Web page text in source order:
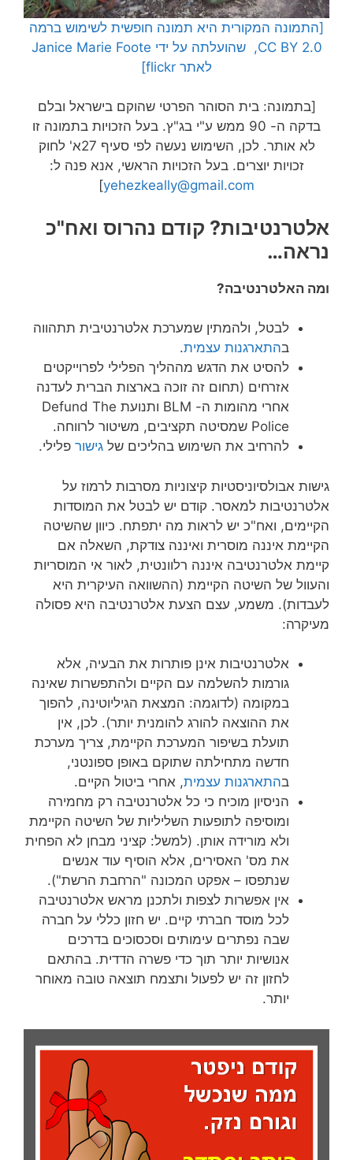
[התמונה המקורית היא תמונה חופשית לשימוש ברמה
CC BY 2.0, שהועלתה על ידי Janice Marie Foote
לאתר flickr]
[בתמונה: בית הסוהר הפרטי שהוקם בישראל ובלם
בדקה ה- 90 ממש ע"י בג"ץ. בעל הזכויות בתמונה זו
לא אותר. לכן, השימוש נעשה לפי סעיף 27א' לחוק
זכויות יוצרים. בעל הזכויות הראשי, אנא פנה ל:
yehezkeally@gmail.com
]
אלטרנטיבות? קודם נהרוס ואח"כ
נראה…
ומה האלטרנטיבה?
לבטל, ולהמתין שמערכת אלטרנטיבית תתהווה
בהתארגנות עצמית.
להסיט את הדגש מההליך הפלילי לפרוייקטים
אזרחים (תחום זה זוכה בארצות הברית לעדנה
אחרי מהומות ה- BLM ותנועת Defund The
Police שמסיטה תקציבים, משיטור לרווחה.
להרחיב את השימוש בהליכים של גישור פלילי.
גישות אבולסיוניסטיות קיצוניות מסרבות לרמוז על
אלטרנטיבות למאסר. קודם יש לבטל את המוסדות
הקיימים, ואח"כ יש לראות מה יתפתח. כיוון שהשיטה
הקיימת איננה מוסרית ואיננה צודקת, השאלה אם
קיימת אלטרנטיבה איננה רלוונטית, לאור אי המוסריות
והעוול של השיטה הקיימת (ההשוואה העיקרית היא
לעבדות). משמע, עצם הצעת אלטרנטיבה היא פסולה
מעיקרה:
אלטרנטיבות אינן פותרות את הבעיה, אלא
גורמות להשלמה עם הקיים ולהתפשרות שאינה
במקומה (לדוגמה: המצאת הגיליוטינה, להפוך
את ההוצאה להורג להומנית יותר). לכן, אין
תועלת בשיפור המערכת הקיימת, צריך מערכת
חדשה מתחילתה שתוקם באופן ספונטני,
בהתארגנות עצמית, אחרי ביטול הקיים.
הניסיון מוכיח כי כל אלטרנטיבה רק מחמירה
ומוסיפה לתופעות השליליות של השיטה הקיימת
ולא מורידה אותן. (למשל: קציני מבחן לא הפחית
את מס' האסירים, אלא הוסיף עוד אנשים
שנתפסו – אפקט המכונה "הרחבת הרשת").
אין אפשרות לצפות ולתכנן מראש אלטרנטיבה
לכל מוסד חברתי קיים. יש חזון כללי על חברה
שבה נפתרים עימותים וסכסוכים בדרכים
אנושיות יותר תוך כדי פשרה הדדית. בהתאם
לחזון זה יש לפעול ותצמח תוצאה טובה מאוחר
יותר.